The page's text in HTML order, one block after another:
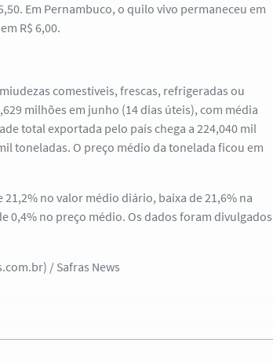
Em Pernambuco, o quilo vivo permaneceu em
R$ 6,00.
comestíveis, frescas, refrigeradas ou
milhões em junho (14 dias úteis), com média
total exportada pelo país chega a 224,040 mil
toneladas. O preço médio da tonelada ficou em
no valor médio diário, baixa de 21,6% na
0,4% no preço médio. Os dados foram divulgados
/ Safras News